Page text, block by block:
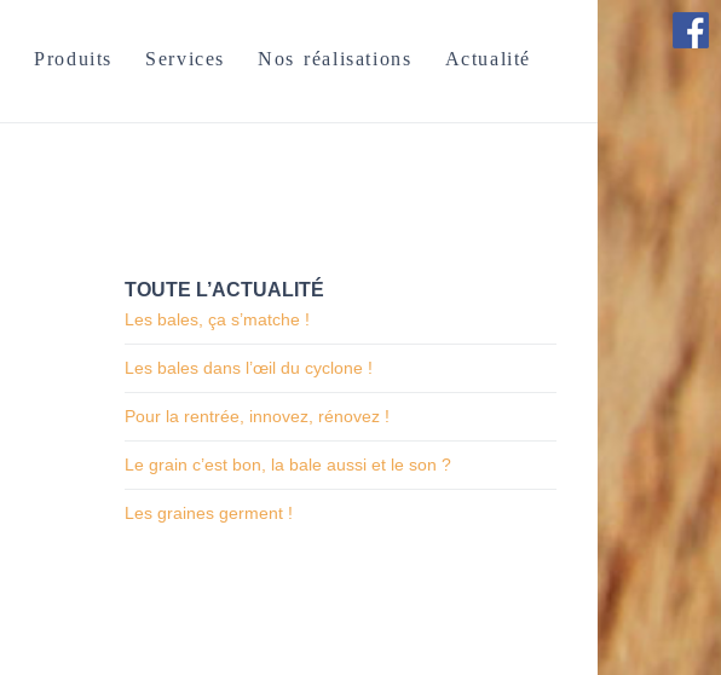
Produits Services Nos réalisations Actualité
TOUTE L’ACTUALITÉ
Les bales, ça s’matche !
Les bales dans l’œil du cyclone !
Pour la rentrée, innovez, rénovez !
Le grain c’est bon, la bale aussi et le son ?
Les graines germent !